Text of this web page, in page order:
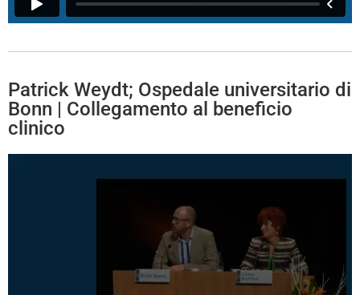
Patrick Weydt; Ospedale universitario di
Bonn | Collegamento al beneficio
clinico